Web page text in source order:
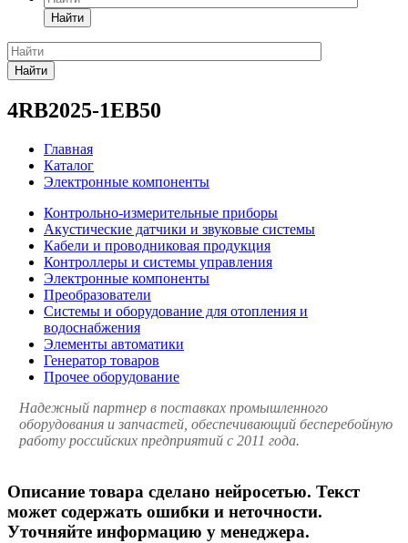
Найти
Найти
4RB2025-1EB50
Главная
Каталог
Электронные компоненты
Контрольно-измерительные приборы
Акустические датчики и звуковые системы
Кабели и проводниковая продукция
Контроллеры и системы управления
Электронные компоненты
Преобразователи
Системы и оборудование для отопления и
водоснабжения
Элементы автоматики
Генератор товаров
Прочее оборудование
Надежный партнер в поставках промышленного
оборудования и запчастей, обеспечивающий бесперебойную
работу российских предприятий с 2011 года.
Описание товара сделано нейросетью. Текст
может содержать ошибки и неточности.
Уточняйте информацию у менеджера.